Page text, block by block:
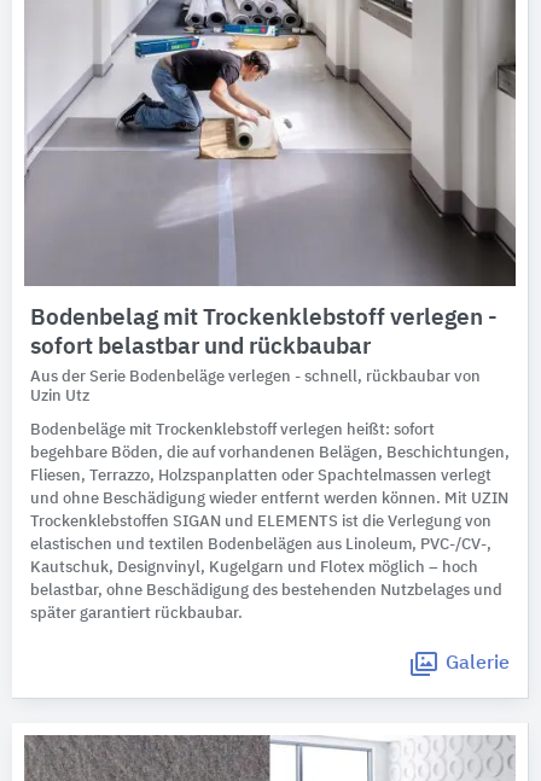
Bodenbelag mit Trockenklebstoff verlegen -
sofort belastbar und rückbaubar
Aus der Serie Bodenbeläge verlegen - schnell, rückbaubar von
Uzin Utz
Bodenbeläge mit Trockenklebstoff verlegen heißt: sofort
begehbare Böden, die auf vorhandenen Belägen, Beschichtungen,
Fliesen, Terrazzo, Holzspanplatten oder Spachtelmassen verlegt
und ohne Beschädigung wieder entfernt werden können. Mit UZIN
Trockenklebstoffen SIGAN und ELEMENTS ist die Verlegung von
elastischen und textilen Bodenbelägen aus Linoleum, PVC-/CV-,
Kautschuk, Designvinyl, Kugelgarn und Flotex möglich – hoch
belastbar, ohne Beschädigung des bestehenden Nutzbelages und
später garantiert rückbaubar.
Galerie